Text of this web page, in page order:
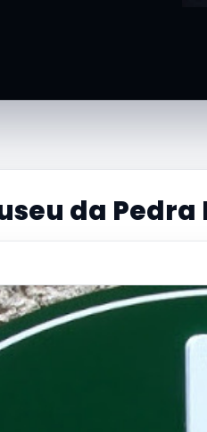
da Pedra